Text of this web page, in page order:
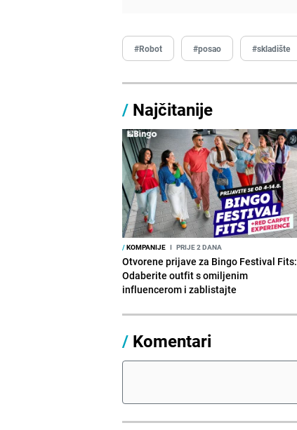
#Robot #posao #skladište
/ Najčitanije
/KOMPANIJE I PRIJE 2 DANA
Otvorene prijave za Bingo Festival Fits:
Odaberite outfit s omiljenim
influencerom i zablistajte
/ Komentari